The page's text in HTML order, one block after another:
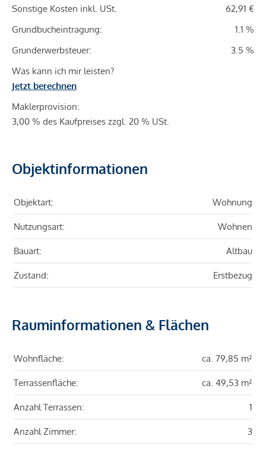
Sonstige Kosten inkl. USt.
62,91 €
Grundbucheintragung:
1.1 %
Grunderwerbsteuer:
3.5 %
Was kann ich mir leisten?
Jetzt berechnen
Maklerprovision:
3,00 % des Kaufpreises zzgl. 20 % USt.
Objektinformationen
Objektart: Wohnung
Nutzungsart: Wohnen
Bauart: Altbau
Zustand: Erstbezug
Rauminformationen & Flächen
Wohnfläche: ca. 79,85 m²
Terrassenfläche: ca. 49,53 m²
Anzahl Terrassen: 1
Anzahl Zimmer: 3